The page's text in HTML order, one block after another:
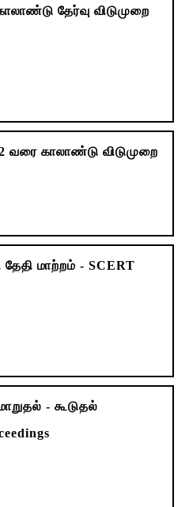
தேர்வு விடுமுறை
வரை காலாண்டு விடுமுறை
மாற்றம் - SCERT
- கூடுதல்